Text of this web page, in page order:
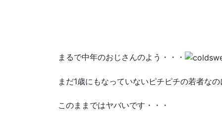
まるで中年のおじさんのよう・・・
まだ1歳にもなっていないピチピチの若者な
このままではヤバいです・・・